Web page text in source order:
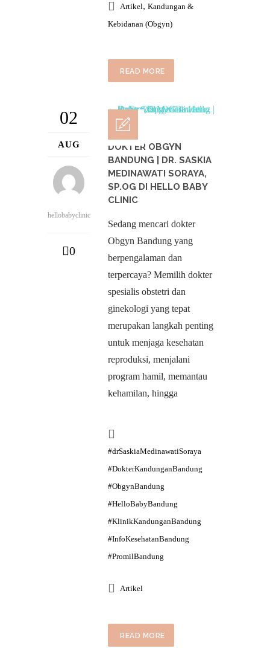
Artikel, Kandungan &
Kebidanan (Obgyn)
READ MORE
02
AUG
hellobabyclinic
0
DOKTER OBGYN
BANDUNG | DR. SASKIA
MEDINAWATI SORAYA,
SP.OG DI HELLO BABY
CLINIC
Sedang mencari dokter
Obgyn Bandung yang
berpengalaman dan
terpercaya? Memilih dokter
spesialis obstetri dan
ginekologi yang tepat
merupakan langkah penting
untuk menjaga kesehatan
reproduksi, menjalani
program hamil, memantau
kehamilan, hingga
#drSaskiaMedinawatiSoraya
#DokterKandunganBandung
#ObgynBandung
#HelloBabyBandung
#KlinikKandunganBandung
#InfoKesehatanBandung
#PromilBandung
Artikel
READ MORE